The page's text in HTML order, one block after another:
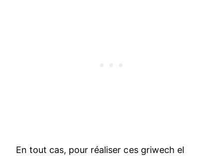
En tout cas, pour réaliser ces griwech el